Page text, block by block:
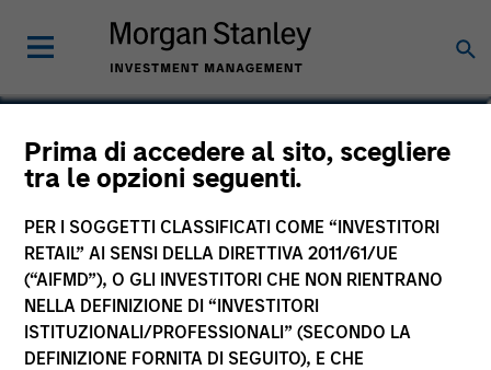
Prima di accedere al sito, scegliere
tra le opzioni seguenti.
PER I SOGGETTI CLASSIFICATI COME “INVESTITORI
RETAIL” AI SENSI DELLA DIRETTIVA 2011/61/UE
(“AIFMD”), O GLI INVESTITORI CHE NON RIENTRANO
NELLA DEFINIZIONE DI “INVESTITORI
ISTITUZIONALI/PROFESSIONALI” (SECONDO LA
DEFINIZIONE FORNITA DI SEGUITO), E CHE
Josephine Scesney
Global Head of Finance & Operations